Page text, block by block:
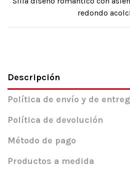
redondo
Descripción
Política de envío y de
Política de devolución
Método de pago
Productos a medida